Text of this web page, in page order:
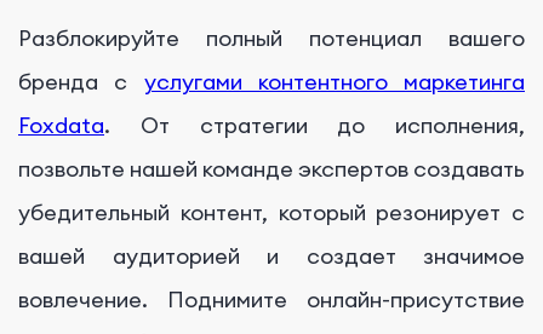
Разблокируйте полный потенциал вашего
бренда с услугами контентного маркетинга
Foxdata. От стратегии до исполнения,
позвольте нашей команде экспертов создавать
убедительный контент, который резонирует с
вашей аудиторией и создает значимое
вовлечение. Поднимите онлайн-присутствие